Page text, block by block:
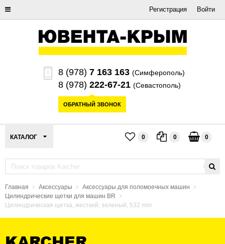
Регистрация Войти
8 (978) 7 163 163 (Симферополь)
8 (978) 222-67-21 (Севастополь)
ОБРАТНЫЙ ЗВОНОК
КАТАЛОГ 0 0 0
Главная Аксессуары
Аксессуары для поломоечных машин
Цилиндрические щетки для машин BR
Цилиндрическая щетка, жесткий, зеленый, 532 mm